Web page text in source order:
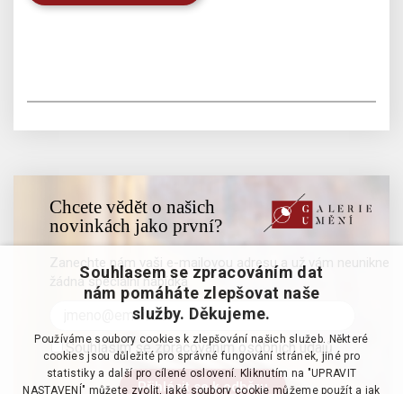
Chcete vědět o našich
novinkách jako první?
Zanechte nám vaši e-mailovou adresu a už vám neunikne
žádná speciální nabídka
Souhlasím se zpracováním osobních údajů
Souhlasem se zpracováním dat
nám pomáháte zlepšovat naše
služby. Děkujeme.
Používáme soubory cookies k zlepšování našich služeb. Některé
cookies jsou důležité pro správné fungování stránek, jiné pro
statistiky a další pro cílené oslovení. Kliknutím na "UPRAVIT
NASTAVENÍ" můžete zvolit, jaké soubory cookie můžeme použít a jak